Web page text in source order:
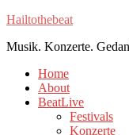
Hailtothebeat
Musik. Konzerte.
Home
About
BeatLive
Festivals
Konzerte